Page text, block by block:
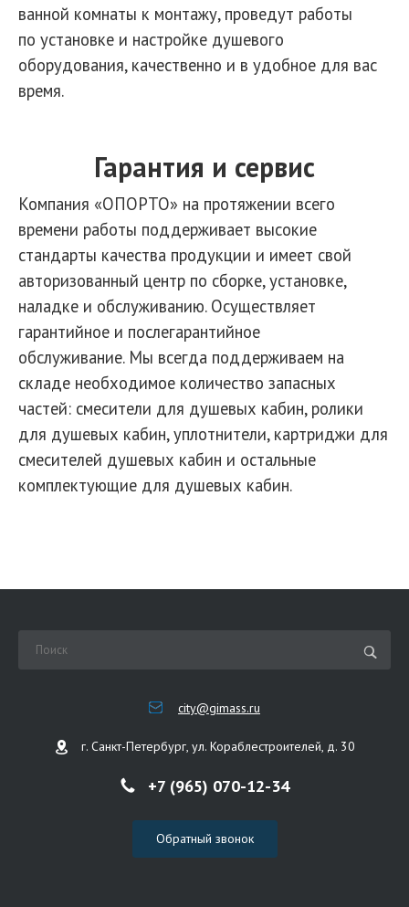
ванной комнаты к монтажу, проведут работы
по установке и настройке душевого
оборудования, качественно и в удобное для вас
время.
Гарантия и сервис
Компания «ОПОРТО» на протяжении всего
времени работы поддерживает высокие
стандарты качества продукции и имеет свой
авторизованный центр по сборке, установке,
наладке и обслуживанию. Осуществляет
гарантийное и послегарантийное
обслуживание. Мы всегда поддерживаем на
складе необходимое количество запасных
частей: смесители для душевых кабин, ролики
для душевых кабин, уплотнители, картриджи для
смесителей душевых кабин и остальные
комплектующие для душевых кабин.
city@gimass.ru
г. Санкт-Петербург, ул. Кораблестроителей, д. 30
+7 (965) 070-12-34
Обратный звонок